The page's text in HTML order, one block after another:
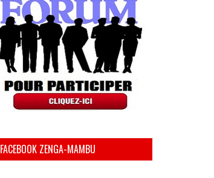
FACEBOOK ZENGA-MAMBU